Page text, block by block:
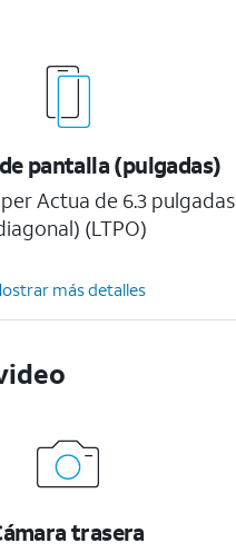
pantalla (pulgadas)
Actua de 6.3 pulgadas
(LTPO)
más detalles
trasera